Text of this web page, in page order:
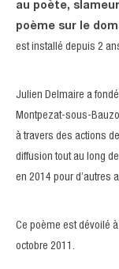
au poète,
poème sur le
est installé depuis 2
Julien Delmaire a
Montpezat-sous-
à travers des actions
diffusion tout au long
en 2014 pour d’autres
Ce poème est dévoilé à
octobre 2011.